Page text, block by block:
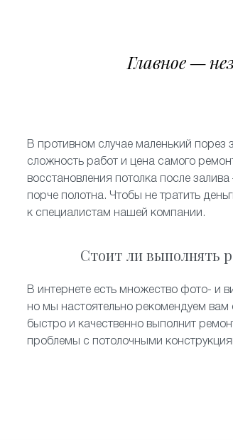
Главное —
В противном случае маленький порез
сложность работ и цена самого
восстановления потолка после
порче полотна. Чтобы не тратить
к специалистам нашей компании.
Стоит ли выполнять
В интернете есть множество фото- и
но мы настоятельно рекомендуем
быстро и качественно выполнит
проблемы с потолочными